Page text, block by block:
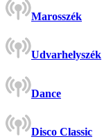
Marosszék
Udvarhelyszék
Dance
Disco Classic